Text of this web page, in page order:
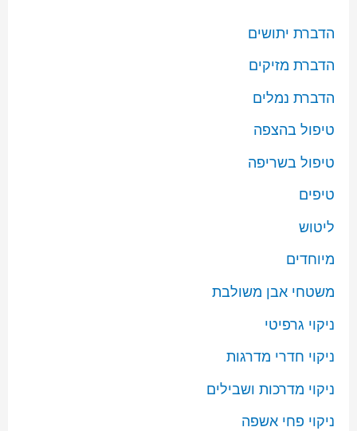
הדברת יתושים
הדברת מזיקים
הדברת נמלים
טיפול בהצפה
טיפול בשריפה
טיפים
ליטוש
מיוחדים
משטחי אבן משולבת
ניקוי גרפיטי
ניקוי חדרי מדרגות
ניקוי מדרכות ושבילים
ניקוי פחי אשפה